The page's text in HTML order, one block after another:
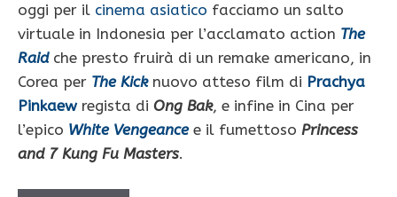
oggi per il cinema asiatico facciamo un salto
virtuale in Indonesia per l’acclamato action The
Raidche presto fruirà di un remake americano, in
Corea per The Kicknuovo atteso film di Prachya
Pinkaewregista di Ong Bak, e infine in Cina per
l’epico White Vengeancee il fumettoso Princess
and 7 Kung Fu Masters.